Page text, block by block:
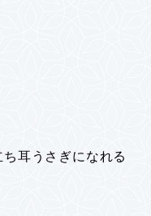
耳うさぎになれる